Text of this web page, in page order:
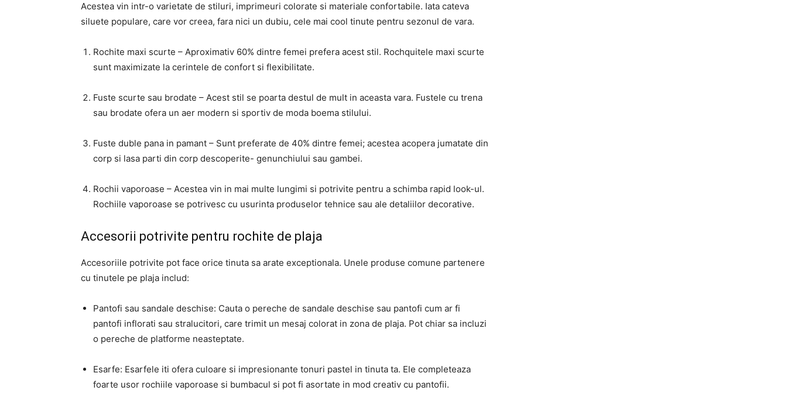
Acestea vin intr-o varietate de stiluri, imprimeuri colorate si materiale confortabile. Iata cateva
siluete populare, care vor creea, fara nici un dubiu, cele mai cool tinute pentru sezonul de vara.
Rochite maxi scurte – Aproximativ 60% dintre femei prefera acest stil. Rochquitele maxi scurte
sunt maximizate la cerintele de confort si flexibilitate.
Fuste scurte sau brodate – Acest stil se poarta destul de mult in aceasta vara. Fustele cu trena
sau brodate ofera un aer modern si sportiv de moda boema stilului.
Fuste duble pana in pamant – Sunt preferate de 40% dintre femei; acestea acopera jumatate din
corp si lasa parti din corp descoperite- genunchiului sau gambei.
Rochii vaporoase – Acestea vin in mai multe lungimi si potrivite pentru a schimba rapid look-ul.
Rochiile vaporoase se potrivesc cu usurinta produselor tehnice sau ale detaliilor decorative.
Accesorii potrivite pentru rochite de plaja
Accesoriile potrivite pot face orice tinuta sa arate exceptionala. Unele produse comune partenere
cu tinutele pe plaja includ:
Pantofi sau sandale deschise: Cauta o pereche de sandale deschise sau pantofi cum ar fi
pantofi inflorati sau stralucitori, care trimit un mesaj colorat in zona de plaja. Pot chiar sa incluzi
o pereche de platforme neasteptate.
Esarfe: Esarfele iti ofera culoare si impresionante tonuri pastel in tinuta ta. Ele completeaza
foarte usor rochiile vaporoase si bumbacul si pot fi asortate in mod creativ cu pantofii.